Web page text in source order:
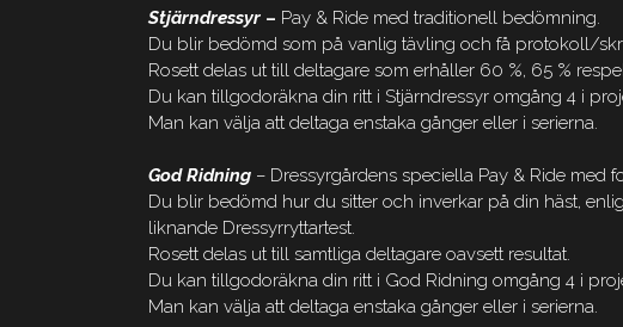
Stjärndressyr – Pay & Ride med traditionell bedömning.
Du blir bedömd som på vanlig tävling och få protokoll/
Rosett delas ut till deltagare som erhåller 60 %, 65 %
Du kan tillgodoräkna din ritt i Stjärndressyr omgång 4 i
Man kan välja att deltaga enstaka gånger eller i serierna.
God Ridning – Dressyrgårdens speciella Pay & Ride med
Du blir bedömd hur du sitter och inverkar på din häst,
liknande Dressyrryttartest.
Rosett delas ut till samtliga deltagare oavsett resultat.
Du kan tillgodoräkna din ritt i God Ridning omgång 4 i
Man kan välja att deltaga enstaka gånger eller i serierna.